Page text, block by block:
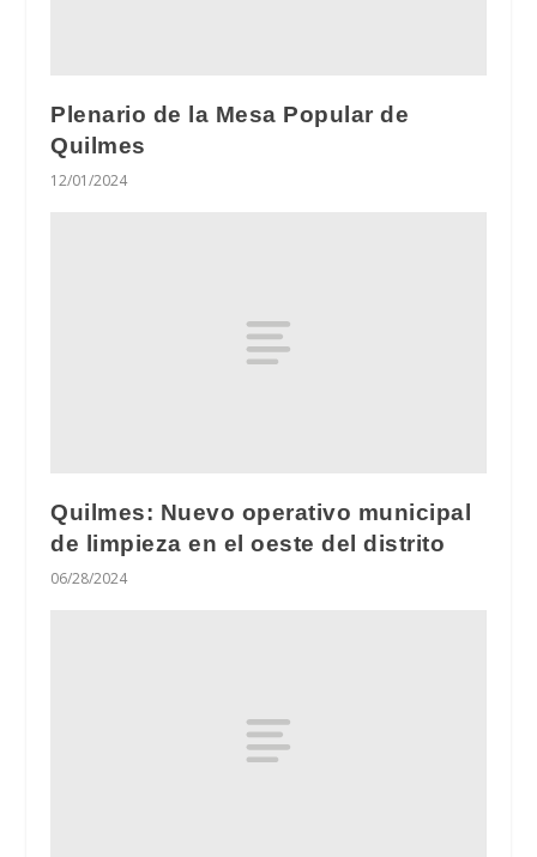
Plenario de la Mesa Popular de
Quilmes
12/01/2024
Quilmes: Nuevo operativo municipal
de limpieza en el oeste del distrito
06/28/2024